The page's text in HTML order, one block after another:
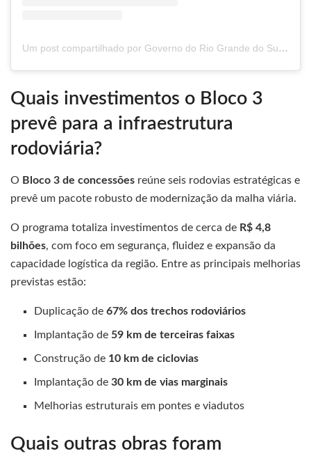
Um post compartilhado por Governo do Rio Grande do Sul (@governo_rs)
Quais investimentos o Bloco 3
prevê para a infraestrutura
rodoviária?
O Bloco 3 de concessões reúne seis rodovias estratégicas e
prevê um pacote robusto de modernização da malha viária.
O programa totaliza investimentos de cerca de R$ 4,8
bilhões, com foco em segurança, fluidez e expansão da
capacidade logística da região. Entre as principais melhorias
previstas estão:
Duplicação de67% dos trechos rodoviários
Implantação de 59 km de terceiras faixas
Construção de 10 km de ciclovias
Implantação de30 km de vias marginais
Melhorias estruturais em pontes e viadutos
Quais outras obras foram